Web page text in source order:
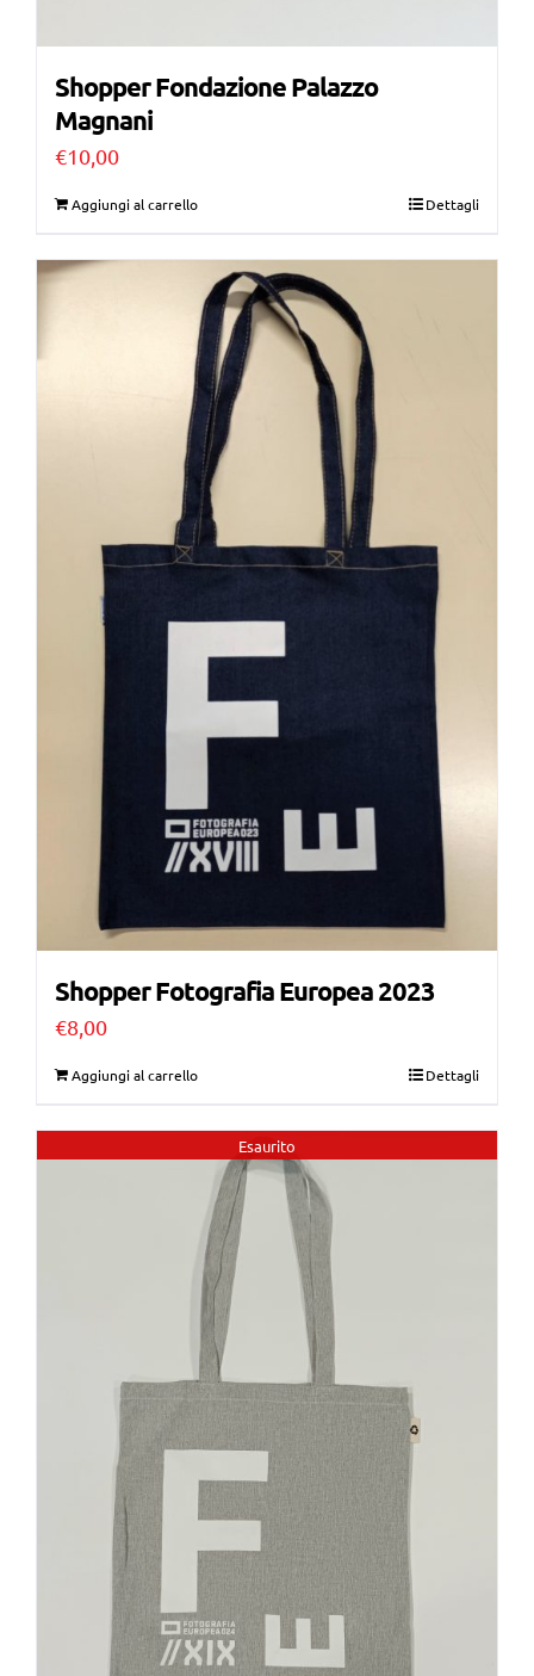
Shopper Fondazione Palazzo
Magnani
€10,00
Aggiungi al carrello Dettagli
Shopper Fotografia Europea 2023
€8,00
Aggiungi al carrello Dettagli
Esaurito